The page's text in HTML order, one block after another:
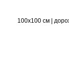
100х100 см |